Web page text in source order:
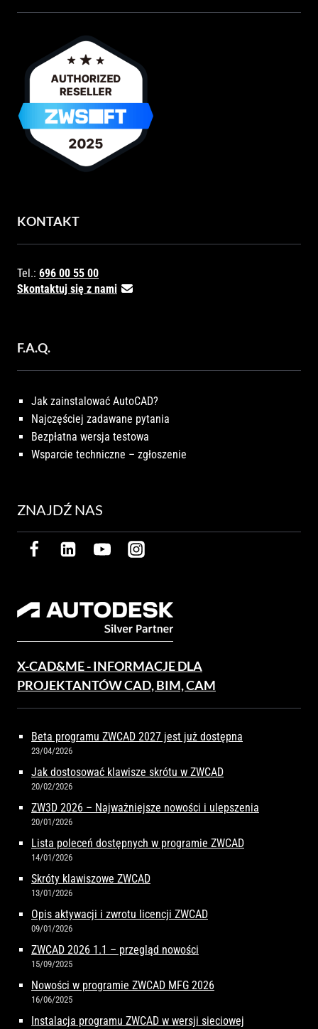
KONTAKT
Tel.: 696 00 55 00
Skontaktuj się z nami
F.A.Q.
Jak zainstalować AutoCAD?
Najczęściej zadawane pytania
Bezpłatna wersja testowa
Wsparcie techniczne – zgłoszenie
ZNAJDŹ NAS
X-CAD&ME - INFORMACJE DLA
PROJEKTANTÓW CAD, BIM, CAM
Beta programu ZWCAD 2027 jest już dostępna
23/04/2026
Jak dostosować klawisze skrótu w ZWCAD
20/02/2026
ZW3D 2026 – Najważniejsze nowości i ulepszenia
20/01/2026
Lista poleceń dostępnych w programie ZWCAD
14/01/2026
Skróty klawiszowe ZWCAD
13/01/2026
Opis aktywacji i zwrotu licencji ZWCAD
09/01/2026
ZWCAD 2026 1.1 – przegląd nowości
15/09/2025
Nowości w programie ZWCAD MFG 2026
16/06/2025
Instalacja programu ZWCAD w wersji sieciowej